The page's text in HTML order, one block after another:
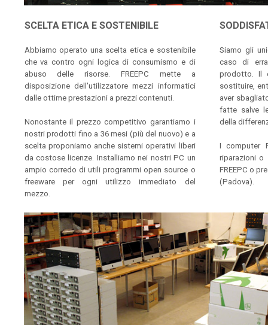
SCELTA ETICA E SOSTENIBILE
Abbiamo operato una scelta etica e sostenibile
che va contro ogni logica di consumismo e di
abuso delle risorse. FREEPC mette a
disposizione dell'utilizzatore mezzi informatici
dalle ottime prestazioni a prezzi contenuti.
Nonostante il prezzo competitivo garantiamo i
nostri prodotti fino a 36 mesi (più del nuovo) e a
scelta proponiamo anche sistemi operativi liberi
da costose licenze. Installiamo nei nostri PC un
ampio corredo di utili programmi open source o
freeware per ogni utilizzo immediato del
mezzo.
Siamo gli
caso di
prodotto. Il
sostituire,
aver
fatte salve
della
I computer
riparazioni
FREEPC o
(Padova).